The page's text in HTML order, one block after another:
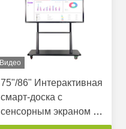
Видео
75"/86" Интерактивная
смарт-доска с
сенсорным экраном и
двумя ОС для